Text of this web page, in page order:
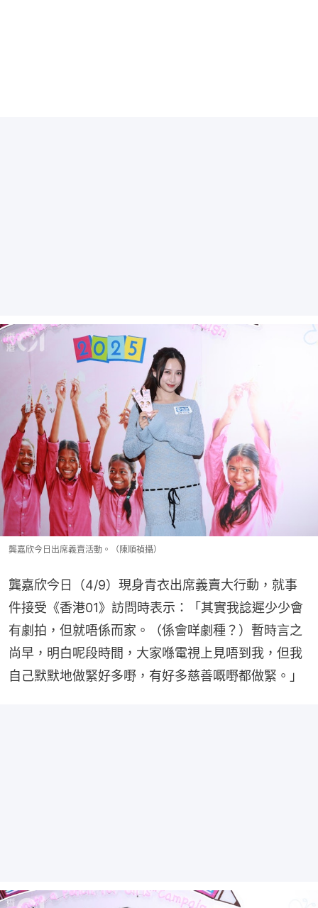
龔嘉欣今日出席義賣活動。（陳順禎攝）
龔嘉欣今日（4/9）現身青衣出席義賣大行動，就事
件接受《香港01》訪問時表示：「其實我諗遲少少會
有劇拍，但就唔係而家。（係會咩劇種？）暫時言之
尚早，明白呢段時間，大家喺電視上見唔到我，但我
自己默默地做緊好多嘢，有好多慈善嘅嘢都做緊。」